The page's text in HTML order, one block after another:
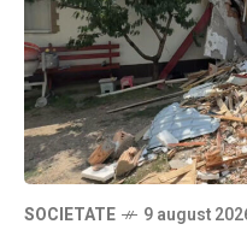
SOCIETATE 9 august